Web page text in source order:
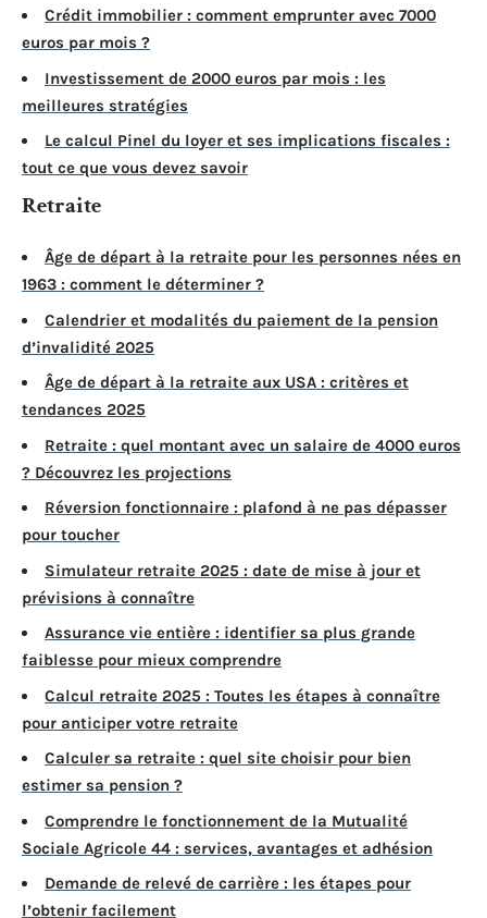
Crédit immobilier : comment emprunter avec 7000
euros par mois ?
Investissement de 2000 euros par mois : les
meilleures stratégies
Le calcul Pinel du loyer et ses implications fiscales :
tout ce que vous devez savoir
Retraite
Âge de départ à la retraite pour les personnes nées en
1963 : comment le déterminer ?
Calendrier et modalités du paiement de la pension
d’invalidité 2025
Âge de départ à la retraite aux USA : critères et
tendances 2025
Retraite : quel montant avec un salaire de 4000 euros
? Découvrez les projections
Réversion fonctionnaire : plafond à ne pas dépasser
pour toucher
Simulateur retraite 2025 : date de mise à jour et
prévisions à connaître
Assurance vie entière : identifier sa plus grande
faiblesse pour mieux comprendre
Calcul retraite 2025 : Toutes les étapes à connaître
pour anticiper votre retraite
Calculer sa retraite : quel site choisir pour bien
estimer sa pension ?
Comprendre le fonctionnement de la Mutualité
Sociale Agricole 44 : services, avantages et adhésion
Demande de relevé de carrière : les étapes pour
l’obtenir facilement